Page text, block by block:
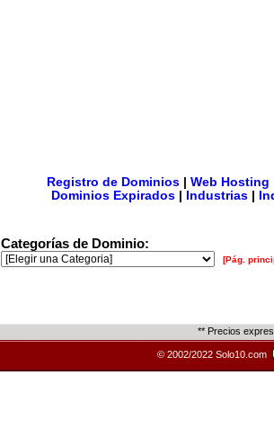
Registro de Dominios| Web Hosting
Dominios Expirados
Industrias
Categorías de Dominio:
[Pág.
** Precios
© 2002/2022 Solo10.com